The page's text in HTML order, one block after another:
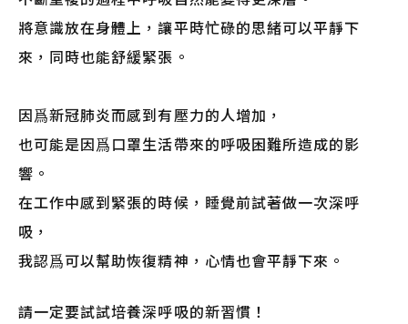
將意識放在身體上，讓平時忙碌的思緒可以平靜下
來，同時也能舒緩緊張。
因爲新冠肺炎而感到有壓力的人增加，
也可能是因爲口罩生活帶來的呼吸困難所造成的影
響。
在工作中感到緊張的時候，睡覺前試著做一次深呼
吸，
我認爲可以幫助恢復精神，心情也會平靜下來。
請一定要試試培養深呼吸的新習慣！